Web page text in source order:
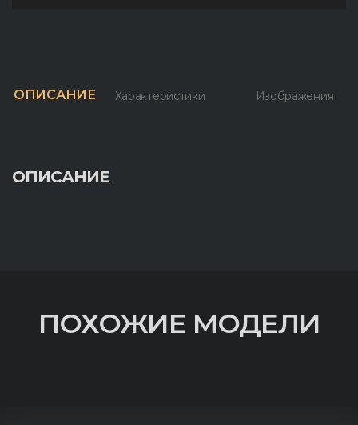
ОПИСАНИЕ Характеристики Изображения
ОПИСАНИЕ
ПОХОЖИЕ МОДЕЛИ